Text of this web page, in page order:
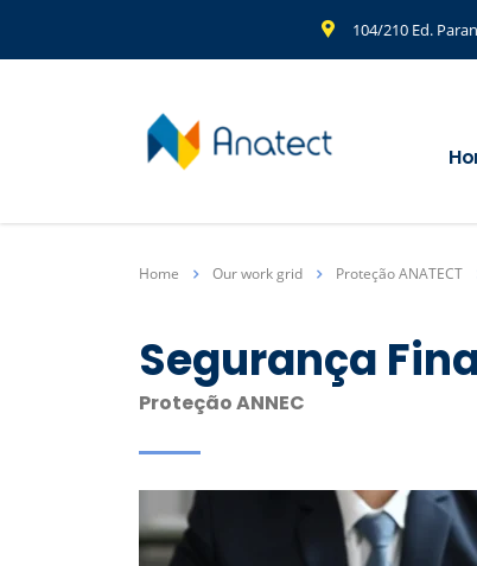
104/210 Ed.
Home Our work grid Proteção ANATECT
Segurança
Proteção ANNEC